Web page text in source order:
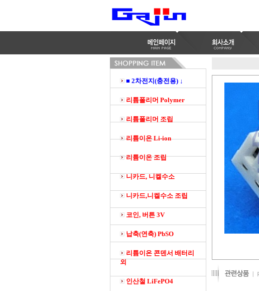
■ 2차전지(충전용) ↓
리튬폴리머 Polymer
리튬폴리머 조립
리튬이온 Li-ion
리튬이온 조립
니카드, 니켈수소
니카드,니켈수소 조립
코인, 버튼 3V
납축(연축) PbSO
리튬이온 콘덴서 배터리
외
인산철 LiFePO4